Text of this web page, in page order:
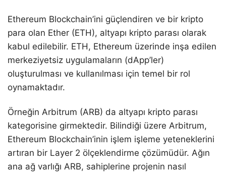
Ethereum Blockchain’ini güçlendiren ve bir kripto
para olan Ether (ETH), altyapı kripto parası olarak
kabul edilebilir. ETH, Ethereum üzerinde inşa edilen
merkeziyetsiz uygulamaların (dApp’ler)
oluşturulması ve kullanılması için temel bir rol
oynamaktadır.
Örneğin Arbitrum (ARB) da altyapı kripto parası
kategorisine girmektedir. Bilindiği üzere Arbitrum,
Ethereum Blockchain’inin işlem işleme yeteneklerini
artıran bir Layer 2 ölçeklendirme çözümüdür. Ağın
ana ağ varlığı ARB, sahiplerine projenin nasıl